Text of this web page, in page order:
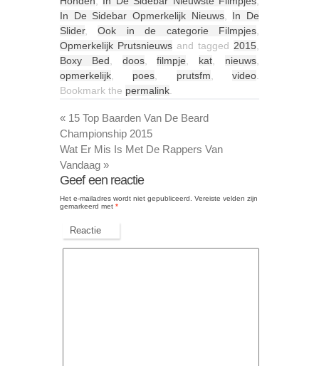
In De Sidebar Opmerkelijk Nieuws, In De
Slider,Ook in de categorie Filmpjes
Opmerkelijk Prutsnieuws and tagged 2015
Boxy Bed
doos,filmpje kat nieuws
opmerkelijk
poes prutsfm ,video
Bookmark the permalink
« 15 Top Baarden Van De Beard
Championship 2015
Wat Er Mis Is Met De Rappers Van
Vandaag »
Geef een reactie
Het e-mailadres wordt niet gepubliceerd.
Vereiste velden zijn
gemarkeerd met *
Reactie